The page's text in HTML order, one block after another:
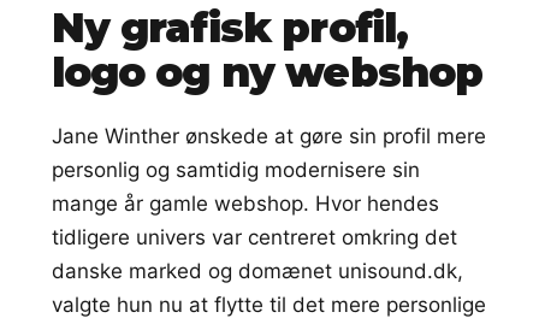
Ny grafisk profil,
logo og ny webshop
Jane Winther ønskede at gøre sin profil mere
personlig og samtidig modernisere sin
mange år gamle webshop. Hvor hendes
tidligere univers var centreret omkring det
danske marked og domænet unisound.dk,
valgte hun nu at flytte til det mere personlige